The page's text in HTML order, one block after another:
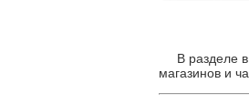
В разделе
магазинов и